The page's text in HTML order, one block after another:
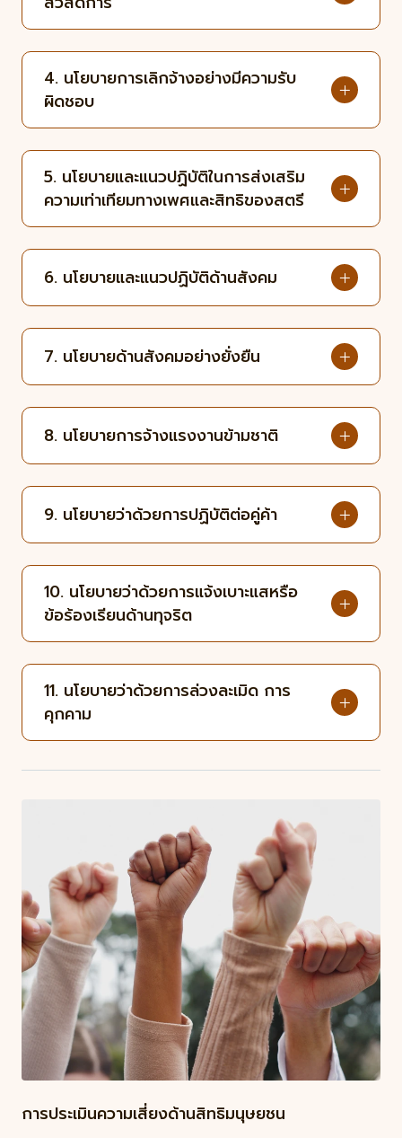
4. นโยบายการเลิกจ้างอย่างมีความรับ
ผิดชอบ
5. นโยบายและแนวปฏิบัติในการส่งเสริม
ความเท่าเทียมทางเพศและสิทธิของสตรี
6. นโยบายและแนวปฏิบัติด้านสังคม
7. นโยบายด้านสังคมอย่างยั่งยืน
8. นโยบายการจ้างแรงงานข้ามชาติ
9. นโยบายว่าด้วยการปฏิบัติต่อคู่ค้า
10. นโยบายว่าด้วยการแจ้งเบาะแสหรือ
ข้อร้องเรียนด้านทุจริต
11. นโยบายว่าด้วยการล่วงละเมิด การ
คุกคาม
การประเมินความเสี่ยงด้านสิทธิมนุษยชน